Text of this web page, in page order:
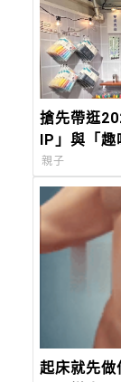
搶先帶逛
IP」與「趣
親子
起床就先